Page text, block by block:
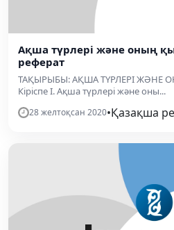
Ақша түрлері және оның
реферат
ТАҚЫРЫБЫ: АҚША ТҮРЛЕРІ ЖӘНЕ
Кіріспе І. Ақша түрлері және оны...
28 желтоқсан 2020•Қазақша